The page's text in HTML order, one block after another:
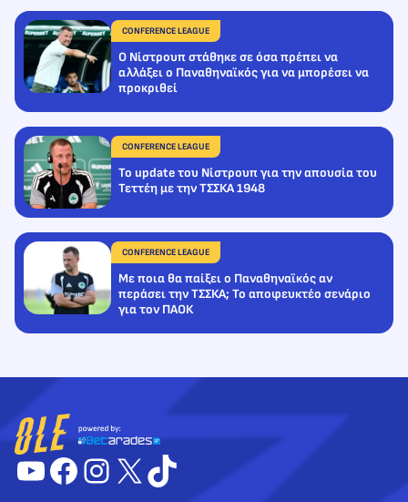
CONFERENCE LEAGUE
Ο Νίστρουπ στάθηκε σε όσα πρέπει να
αλλάξει ο Παναθηναϊκός για να μπορέσει να
προκριθεί
CONFERENCE LEAGUE
Το update του Νίστρουπ για την απουσία του
Τεττέη με την ΤΣΣΚΑ 1948
CONFERENCE LEAGUE
Με ποια θα παίξει ο Παναθηναϊκός αν
περάσει την ΤΣΣΚΑ; Το αποφευκτέο σενάριο
για τον ΠΑΟΚ
YouTube
Facebook
Instagram
X TikTok